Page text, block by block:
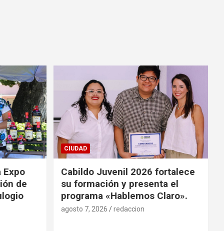
Expo
de
CIUDAD
Cabildo Juvenil 2026 fortalece
su formación y presenta el
programa «Hablemos Claro».
agosto 7, 2026 redaccion